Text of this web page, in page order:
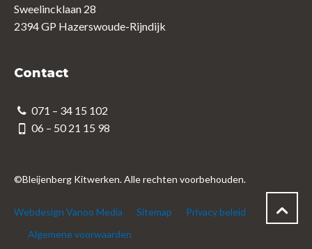
Sweelincklaan 28
2394 GP Hazerswoude-Rijndijk
Contact
071 – 34 15 102
06 – 50 21 15 98
©Bleijenberg Kitwerken. Alle rechten voorbehouden.
Webdesign Vanoo Media Sitemap
Privacy beleid
Algemene voorwaarden